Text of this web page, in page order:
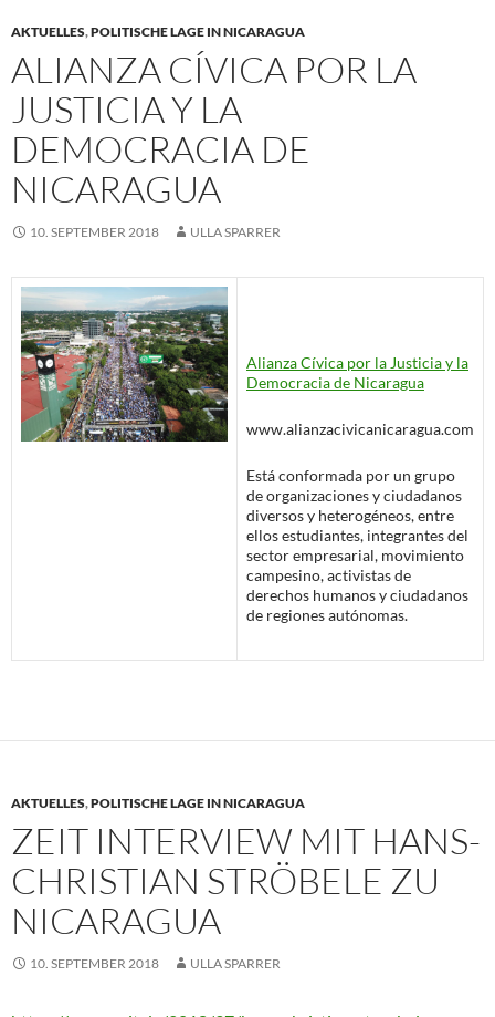
AKTUELLES,POLITISCHE LAGE IN NICARAGUA
ALIANZA CÍVICA POR LA
JUSTICIA Y LA
DEMOCRACIA DE
NICARAGUA
10. SEPTEMBER 2018 ULLA SPARRER
Alianza Cívica por la Justicia y la
Democracia de Nicaragua
www.alianzacivicanicaragua.com
Está conformada por un grupo
de organizaciones y ciudadanos
diversos y heterogéneos, entre
ellos estudiantes, integrantes del
sector empresarial, movimiento
campesino, activistas de
derechos humanos y ciudadanos
de regiones autónomas.
AKTUELLES,POLITISCHE LAGE IN NICARAGUA
ZEIT INTERVIEW MIT HANS-
CHRISTIAN STRÖBELE ZU
NICARAGUA
10. SEPTEMBER 2018 ULLA SPARRER